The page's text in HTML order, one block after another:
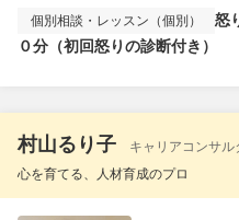
個別相談・レッスン（個別）
怒
０分（初回怒りの診断付き）
村山るり子
キャリアコンサル
心を育てる、人材育成のプロ